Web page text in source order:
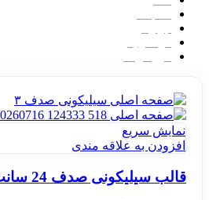
نمایش سریع
افزودن به علاقه مندی
قالب سیلیکونی صدف 24 سانت